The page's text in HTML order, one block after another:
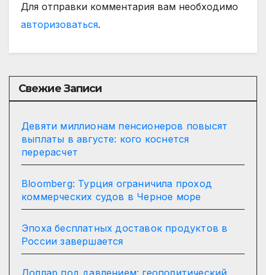
Для отправки комментария вам необходимо
авторизоваться.
Свежие Записи
Девяти миллионам пенсионеров повысят
выплаты в августе: кого коснется
перерасчет
Bloomberg: Турция ограничила проход
коммерческих судов в Черное море
Эпоха бесплатных доставок продуктов в
России завершается